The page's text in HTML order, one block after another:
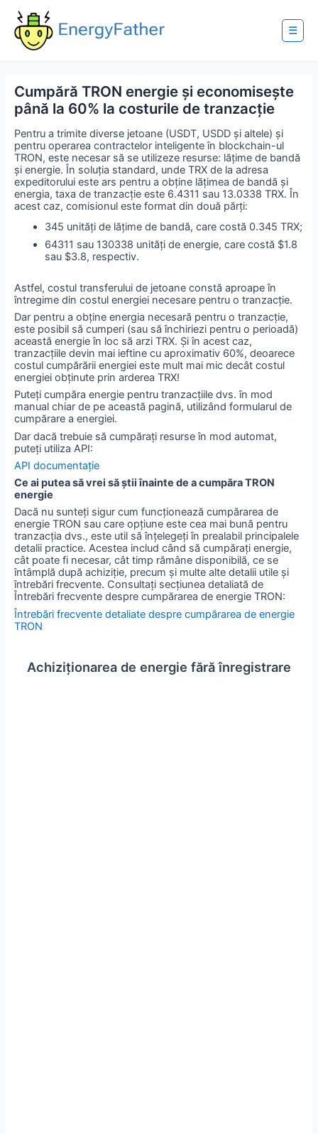
content
☰
Cumpără TRON energie și economisește
până la 60% la costurile de tranzacție
Pentru a trimite diverse jetoane (USDT, USDD și altele) și
pentru operarea contractelor inteligente în blockchain-ul
TRON, este necesar să se utilizeze resurse: lățime de bandă
și energie. În soluția standard, unde TRX de la adresa
expeditorului este ars pentru a obține lățimea de bandă și
energia, taxa de tranzacție este 6.4311 sau 13.0338 TRX. În
acest caz, comisionul este format din două părți:
345 unități de lățime de bandă, care costă 0.345 TRX;
64311 sau 130338 unități de energie, care costă $1.8
sau $3.8, respectiv.
Astfel, costul transferului de jetoane constă aproape în
întregime din costul energiei necesare pentru o tranzacție.
Dar pentru a obține energia necesară pentru o tranzacție,
este posibil să cumperi (sau să închiriezi pentru o perioadă)
această energie în loc să arzi TRX. Și în acest caz,
tranzacțiile devin mai ieftine cu aproximativ 60%, deoarece
costul cumpărării energiei este mult mai mic decât costul
energiei obținute prin arderea TRX!
Puteți cumpăra energie pentru tranzacțiile dvs. în mod
manual chiar de pe această pagină, utilizând formularul de
cumpărare a energiei.
Dar dacă trebuie să cumpărați resurse în mod automat,
puteți utiliza API:
API documentație
Ce ai putea să vrei să știi înainte de a cumpăra TRON
energie
Dacă nu sunteți sigur cum funcționează cumpărarea de
energie TRON sau care opțiune este cea mai bună pentru
tranzacția dvs., este util să înțelegeți în prealabil principalele
detalii practice. Acestea includ când să cumpărați energie,
cât poate fi necesar, cât timp rămâne disponibilă, ce se
întâmplă după achiziție, precum și multe alte detalii utile și
întrebări frecvente. Consultați secțiunea detaliată de
Întrebări frecvente despre cumpărarea de energie TRON:
Întrebări frecvente detaliate despre cumpărarea de energie
TRON
Achiziționarea de energie fără înregistrare